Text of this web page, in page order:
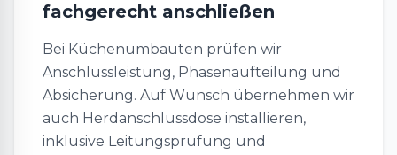
fachgerecht anschließen
Bei Küchenumbauten prüfen wir
Anschlussleistung, Phasenaufteilung und
Absicherung. Auf Wunsch übernehmen wir
auch Herdanschlussdose installieren,
inklusive Leitungsprüfung und